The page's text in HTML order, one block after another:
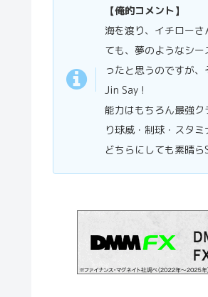
【俺的コメント】
海を渡り、イチロー
ても、夢のようなシ
ったと思うのですが
Jin Say !
能力はもちろん最強
り球威・制球・スタ
どちらにしても素晴ら